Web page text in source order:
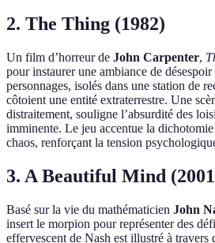
2. The Thing (1982)
Un film d’horreur de John Carpenter,
pour instaurer une ambiance de
personnages, isolés dans une station de
côtoient une entité extraterrestre. Une
distraitement, souligne l’absurdité des
imminente. Le jeu accentue la
chaos, renforçant la tension
3. A Beautiful Mind
Basé sur la vie du mathématicien John
insert le morpion pour représenter des
effervescent de Nash est illustré à travers